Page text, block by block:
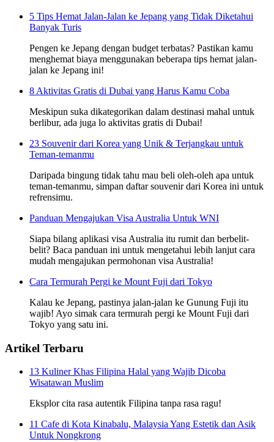
5 Tips Hemat Jalan-Jalan ke Jepang yang Tidak Diketahui
Banyak Turis
Pengen ke Jepang dengan budget terbatas? Pastikan kamu
menghemat biaya menggunakan beberapa tips hemat jalan-
jalan ke Jepang ini!
8 Aktivitas Gratis di Dubai yang Harus Kamu Coba
Meskipun suka dikategorikan dalam destinasi mahal untuk
berlibur, ada juga lo aktivitas gratis di Dubai!
23 Souvenir dari Korea yang Unik & Terjangkau untuk
Teman-temanmu
Daripada bingung tidak tahu mau beli oleh-oleh apa untuk
teman-temanmu, simpan daftar souvenir dari Korea ini untuk
refrensimu.
Panduan Mengajukan Visa Australia Untuk WNI
Siapa bilang aplikasi visa Australia itu rumit dan berbelit-
belit? Baca panduan ini untuk mengetahui lebih lanjut cara
mudah mengajukan permohonan visa Australia!
Cara Termurah Pergi ke Mount Fuji dari Tokyo
Kalau ke Jepang, pastinya jalan-jalan ke Gunung Fuji itu
wajib! Ayo simak cara termurah pergi ke Mount Fuji dari
Tokyo yang satu ini.
Artikel Terbaru
13 Kuliner Khas Filipina Halal yang Wajib Dicoba
Wisatawan Muslim
Eksplor cita rasa autentik Filipina tanpa rasa ragu!
11 Cafe di Kota Kinabalu, Malaysia Yang Estetik dan Asik
Untuk Nongkrong